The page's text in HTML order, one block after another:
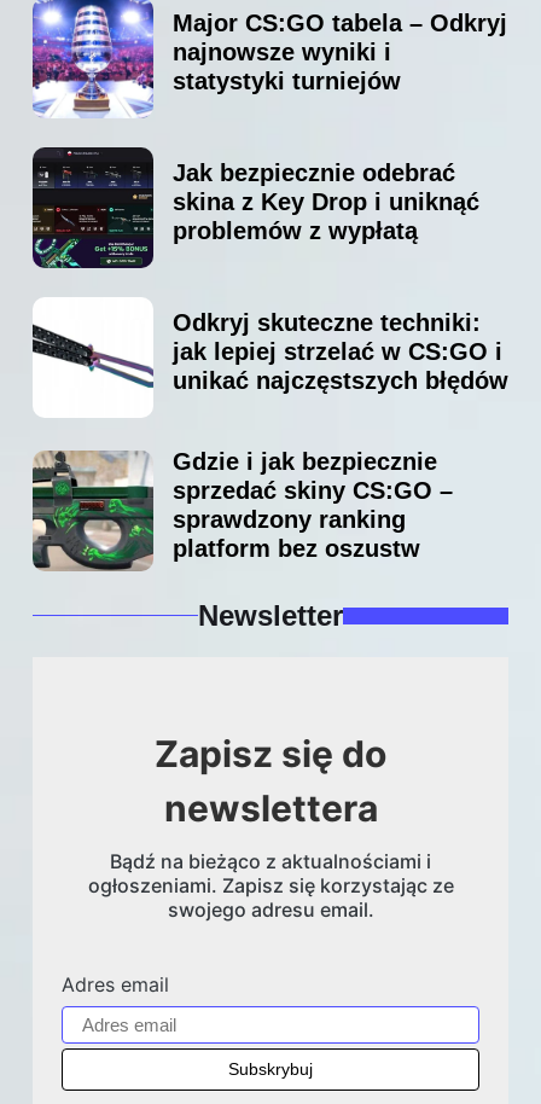
Major CS:GO tabela – Odkryj
najnowsze wyniki i
statystyki turniejów
Jak bezpiecznie odebrać
skina z Key Drop i uniknąć
problemów z wypłatą
Odkryj skuteczne techniki:
jak lepiej strzelać w CS:GO i
unikać najczęstszych błędów
Gdzie i jak bezpiecznie
sprzedać skiny CS:GO –
sprawdzony ranking
platform bez oszustw
Newsletter
Zapisz się do
newslettera
Bądź na bieżąco z aktualnościami i
ogłoszeniami. Zapisz się korzystając ze
swojego adresu email.
Adres email